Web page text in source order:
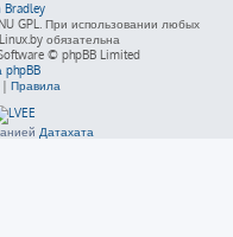
Bradley
GPL. При использовании любых
обязательна
© phpBB Limited
phpBB
| Правила
Датахата